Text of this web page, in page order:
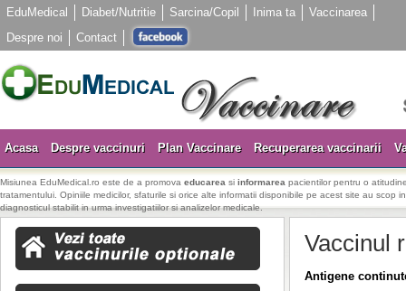
EduMedical Diabet/Nutritie Sarcina/Copil Inima ta
Vaccinarea
Despre noi
Contact
Acasa Despre vaccinuri Plan Vaccinare Recuperarea vaccinarii
Misiunea EduMedical.ro este de a promova educarea si informarea pacientilor pentru o
tratamentului. Opiniile medicilor, sfaturile si orice alte informatii disponibile pe acest site au scop
diagnosticul stabilit in urma investigatiilor si analizelor medicale.
Vaccinul
Antigene